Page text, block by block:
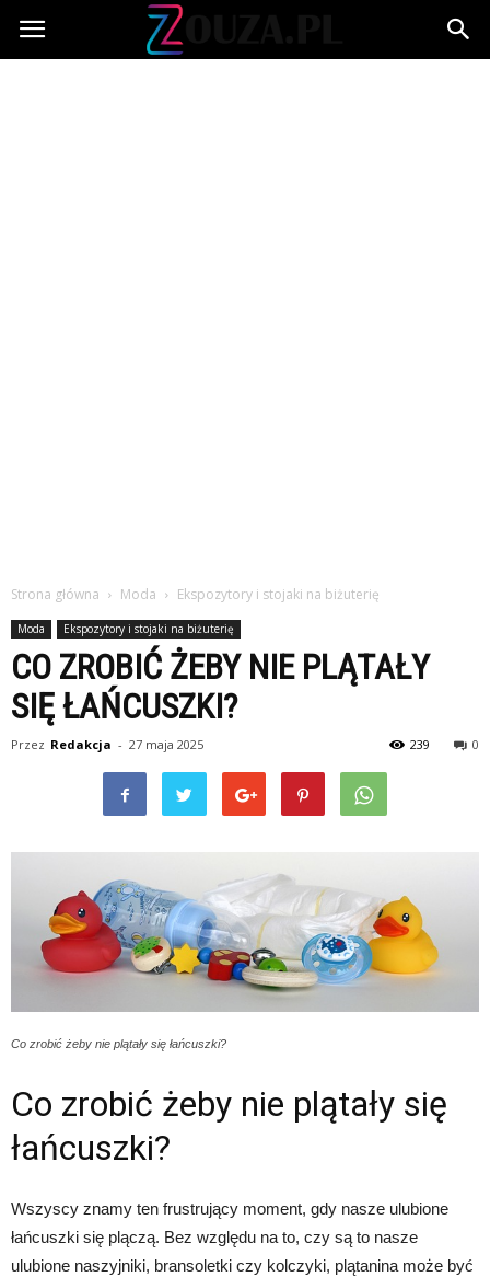
Zouza.pl
Strona główna Moda Ekspozytory i stojaki na biżuterię
Moda Ekspozytory i stojaki na biżuterię
CO ZROBIĆ ŻEBY NIE PLĄTAŁY
SIĘ ŁAŃCUSZKI?
Przez Redakcja - 27 maja 2025 0
239
Co zrobić żeby nie plątały się łańcuszki?
Co zrobić żeby nie plątały się
łańcuszki?
Wszyscy znamy ten frustrujący moment, gdy nasze ulubione
łańcuszki się plączą. Bez względu na to, czy są to nasze
ulubione naszyjniki, bransoletki czy kolczyki, plątanina może być